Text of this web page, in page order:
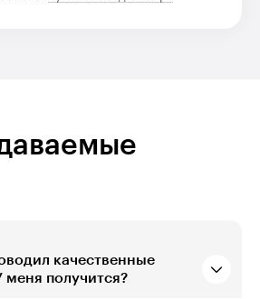
качественные
меня получится?